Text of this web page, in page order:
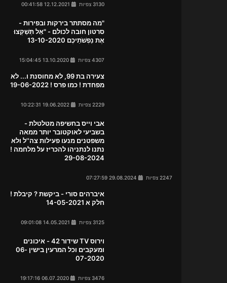
3130 צפיות
"מה מסתתר בירקות ובפירות -
סרטון חובה לכולם - "אַל תְּשַׁקְּצוּ
אֶת נַפְשֹׁתֵיכֶם 13-10-2020
4307 צפיות
צעירה בת 99, לא מחוסנת ו... לא
מפחדת ! כמו פרס ! 19-06-2022
2229 צפיות
אבי וייס בחשיפה מטלטלת -
בשביעי לאוקטובר יותר ממאה
משפטנים מנעו פעילות צה''ל ולא
נתנו לנתניהו להכריז על מלחמה !
29-08-2024
2247 צפיות
איברהים סורי - ביקשת ? קיבלת !
חלק א 14-05-2021
3125 צפיות
וירוס TV שידור 42 - איכונים
ומעקבים וכל המרעין בישין 06-
07-2020
3476 צפיות